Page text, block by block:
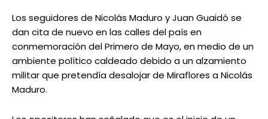
Los seguidores de Nicolás Maduro y Juan Guaidó se
dan cita de nuevo en las calles del país en
conmemoración del Primero de Mayo, en medio de un
ambiente político caldeado debido a un alzamiento
militar que pretendía desalojar de Miraflores a Nicolás
Maduro.